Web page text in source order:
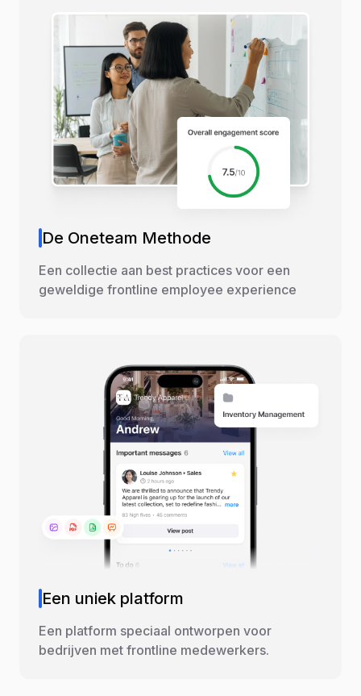
De Oneteam Methode
Een collectie aan best practices voor een
geweldige frontline employee experience
Een uniek platform
Een platform speciaal ontworpen voor
bedrijven met frontline medewerkers.